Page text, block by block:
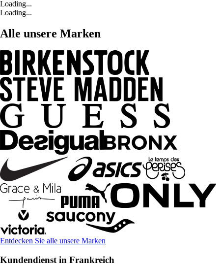
Loading...
Loading...
Alle unsere Marken
Entdecken Sie alle unsere Marken
Kundendienst in Frankreich